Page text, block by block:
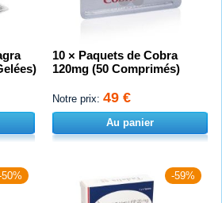
10 × Paquets de Cobra
120mg (50 Comprimés)
Notre prix: 49 €
Au panier
50% -59%